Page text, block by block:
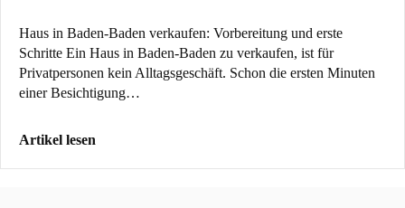
Haus in Baden-Baden verkaufen: Vorbereitung und erste
Schritte Ein Haus in Baden-Baden zu verkaufen, ist für
Privatpersonen kein Alltagsgeschäft. Schon die ersten Minuten
einer Besichtigung…
Artikel lesen